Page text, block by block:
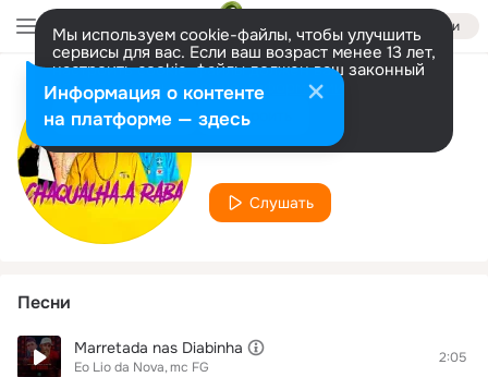
Войти
Мы используем cookie-файлы, чтобы улучшить
сервисы для вас. Если ваш возраст менее 13 лет,
настроить cookie-файлы должен ваш законный
представитель. Больше информации
Разрешить все Настроить
Исполнитель
Eo Lio da Nova
Слушать
Песни
Marretada nas Diabinha
Eo Lio da Nova mc FG
2:05
Информация о контенте
на платформе — здесь